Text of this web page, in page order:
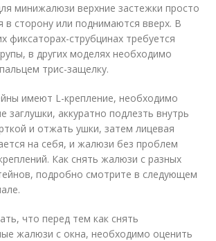
минижалюзи верхние застежки просто
в сторону или поднимаются вверх. В
фиксаторах-струбцинах требуется
в других моделях необходимо
трис-защелку.
имеют L-крепление, необходимо
заглушки, аккуратно подлезть внутрь
и отжать ушки, затем лицевая
на себя, и жалюзи без проблем
Как снять жалюзи с разных
подробно смотрите в следующем
что перед тем как снять
жалюзи с окна, необходимо оценить